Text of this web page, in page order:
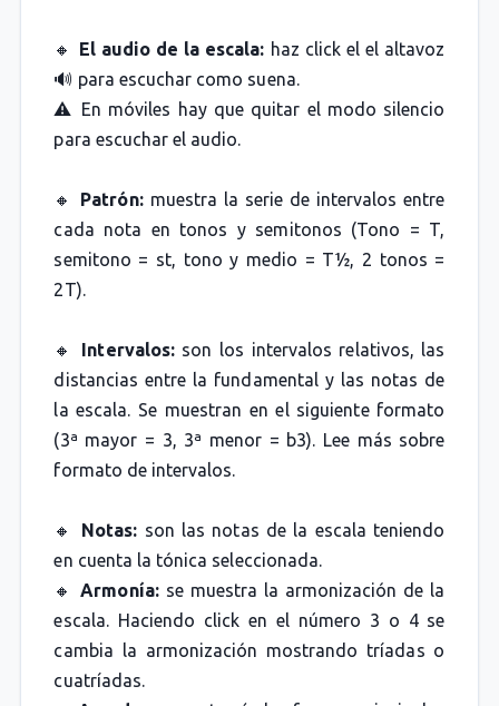
🔸 El audio de la escala: haz click el el altavoz
🔊 para escuchar como suena.
⚠️ En móviles hay que quitar el modo silencio
para escuchar el audio.
🔸 Patrón:muestra la serie de intervalos entre
cada nota en tonos y semitonos (Tono = T,
semitono = st, tono y medio = T½, 2 tonos =
2T).
🔸 Intervalos:son los intervalos relativos, las
distancias entre la fundamental y las notas de
la escala. Se muestran en el siguiente formato
(3ª mayor = 3, 3ª menor = b3). Lee más sobre
formato de intervalos.
🔸 Notas: son las notas de la escala teniendo
en cuenta la tónica seleccionada.
🔸Armonía:se muestra la armonización de la
escala. Haciendo click en el número 3 o 4 se
cambia la armonización mostrando tríadas o
cuatríadas.